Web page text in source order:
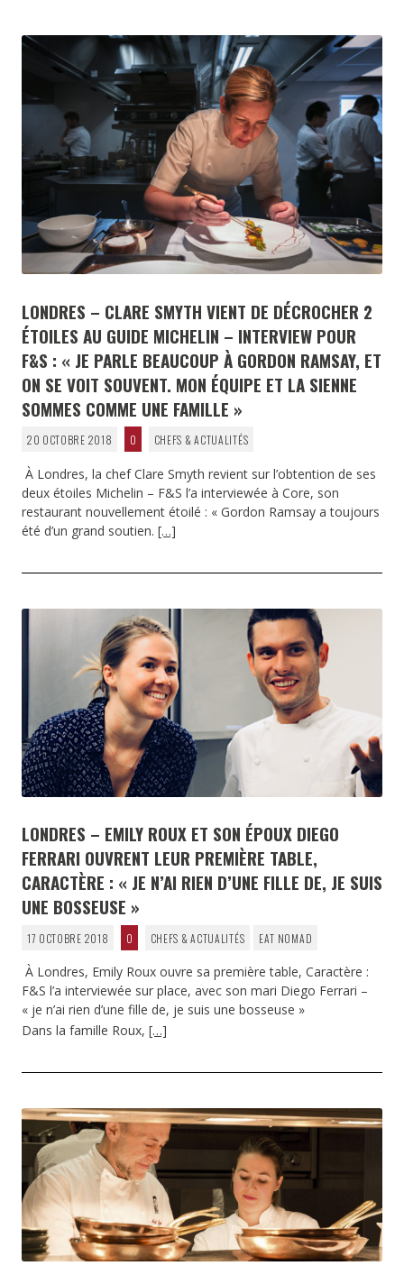
LONDRES – CLARE SMYTH VIENT DE DÉCROCHER 2
ÉTOILES AU GUIDE MICHELIN – INTERVIEW POUR
F&S : « JE PARLE BEAUCOUP À GORDON RAMSAY, ET
ON SE VOIT SOUVENT. MON ÉQUIPE ET LA SIENNE
SOMMES COMME UNE FAMILLE »
20 OCTOBRE 2018 0 CHEFS & ACTUALITÉS
À Londres, la chef Clare Smyth revient sur l’obtention de ses
deux étoiles Michelin – F&S l’a interviewée à Core, son
restaurant nouvellement étoilé : « Gordon Ramsay a toujours
été d’un grand soutien. […]
LONDRES – EMILY ROUX ET SON ÉPOUX DIEGO
FERRARI OUVRENT LEUR PREMIÈRE TABLE,
CARACTÈRE : « JE N’AI RIEN D’UNE FILLE DE, JE SUIS
UNE BOSSEUSE »
17 OCTOBRE 2018 0 CHEFS & ACTUALITÉS EAT NOMAD
À Londres, Emily Roux ouvre sa première table, Caractère :
F&S l’a interviewée sur place, avec son mari Diego Ferrari –
« je n’ai rien d’une fille de, je suis une bosseuse »
Dans la famille Roux, […]